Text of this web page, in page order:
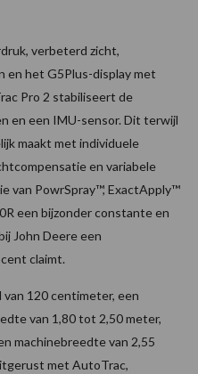
verbeterd zicht,
en het G5Plus-display met
Pro 2 stabiliseert de
en een IMU-sensor. Dit terwijl
maakt met individuele
en variabele
van PowrSpray™, ExactApply™
een bijzonder constante en
John Deere een
claimt.
120 centimeter, een
van 1,80 tot 2,50 meter,
machinebreedte van 2,55
met AutoTrac,